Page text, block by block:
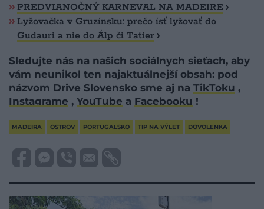
PREDVIANOČNÝ KARNEVAL NA MADEIRE
Lyžovačka v Gruzínsku: prečo ísť lyžovať do
Gudauri a nie do Álp či Tatier
Sledujte nás na našich sociálnych sieťach, aby
vám neunikol ten najaktuálnejší obsah: pod
názvom Drive Slovensko sme aj na TikToku ,
Instagrame , YouTube a Facebooku !
MADEIRA OSTROV PORTUGALSKO TIP NA VÝLET DOVOLENKA